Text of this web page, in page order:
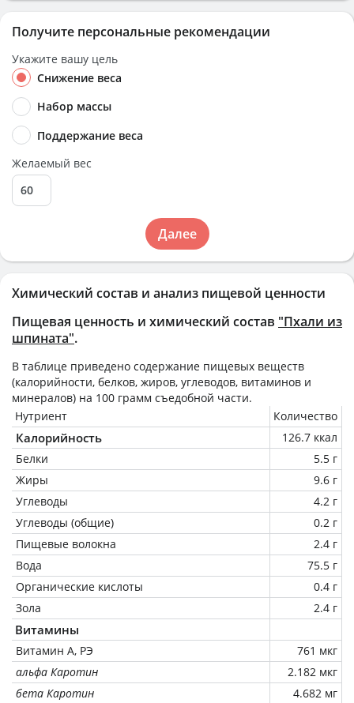
Химический состав и анализ пищевой ценности
Пищевая ценность и химический состав "Пхали из
шпината".
В таблице приведено содержание пищевых веществ
(калорийности, белков, жиров, углеводов, витаминов и
минералов) на 100 грамм съедобной части.
Нутриент
Количество
Калорийность
126.7 ккал
Белки
5.5 г
Жиры
9.6 г
Углеводы
4.2 г
Углеводы (общие)
0.2 г
Пищевые волокна
2.4 г
Вода
75.5 г
Органические кислоты
0.4 г
Зола
2.4 г
Витамины
Витамин А, РЭ
761 мкг
альфа Каротин
2.182 мкг
бета Каротин
4.682 мг
Получите персональные рекомендации
Укажите вашу цель
Снижение веса
Набор массы
Поддержание веса
Желаемый вес
Далее